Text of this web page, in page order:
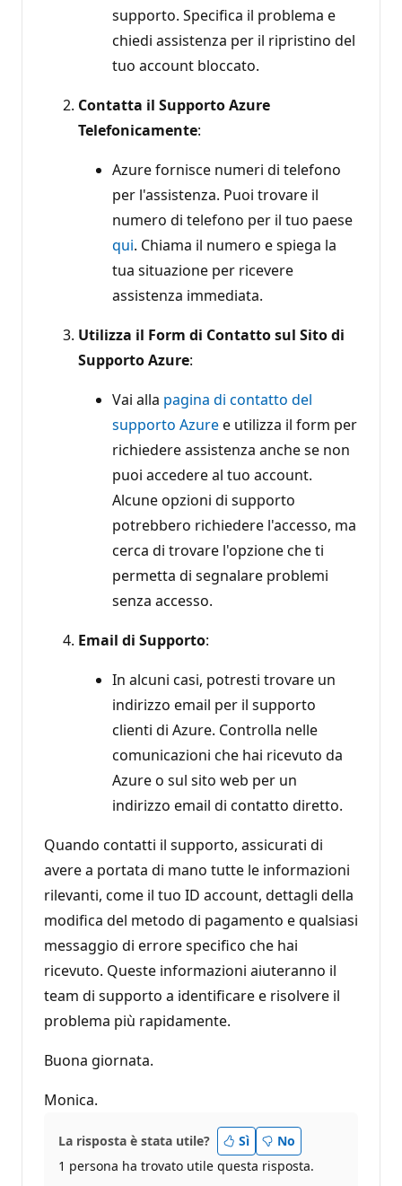
supporto. Specifica il problema e
chiedi assistenza per il ripristino del
tuo account bloccato.
Contatta il Supporto Azure
Telefonicamente:
Azure fornisce numeri di telefono
per l'assistenza. Puoi trovare il
numero di telefono per il tuo paese
qui. Chiama il numero e spiega la
tua situazione per ricevere
assistenza immediata.
Utilizza il Form di Contatto sul Sito di
Supporto Azure:
Vai alla pagina di contatto del
supporto Azuree utilizza il form per
richiedere assistenza anche se non
puoi accedere al tuo account.
Alcune opzioni di supporto
potrebbero richiedere l'accesso, ma
cerca di trovare l'opzione che ti
permetta di segnalare problemi
senza accesso.
Email di Supporto:
In alcuni casi, potresti trovare un
indirizzo email per il supporto
clienti di Azure. Controlla nelle
comunicazioni che hai ricevuto da
Azure o sul sito web per un
indirizzo email di contatto diretto.
Quando contatti il supporto, assicurati di
avere a portata di mano tutte le informazioni
rilevanti, come il tuo ID account, dettagli della
modifica del metodo di pagamento e qualsiasi
messaggio di errore specifico che hai
ricevuto. Queste informazioni aiuteranno il
team di supporto a identificare e risolvere il
problema più rapidamente.
Buona giornata.
Monica.
La risposta è stata utile? Sì
No
1 persona ha trovato utile questa risposta.